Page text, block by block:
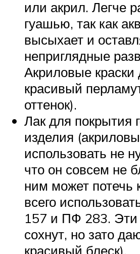
или акрил. Легче
гуашью, так как
высыхает и
неприглядные
Акриловые краски
красивый
оттенок).
Лак для покрытия
изделия
использовать не
что он совсем не
ним может потечь
всего
157 и ПФ 283. Эти
сохнут, но зато
красивый блеск).